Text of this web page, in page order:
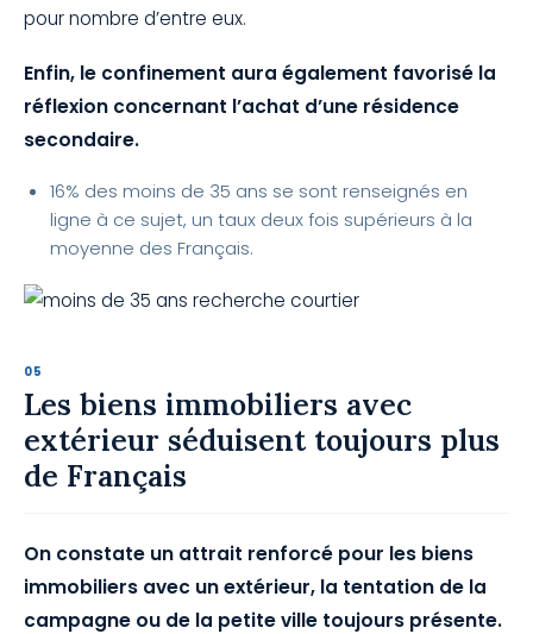
pour nombre d’entre eux.
Enfin, le confinement aura également favorisé la
réflexion concernant l’achat d’une résidence
secondaire.
16% des moins de 35 ans se sont renseignés en
ligne à ce sujet, un taux deux fois supérieurs à la
moyenne des Français.
Les biens immobiliers avec
extérieur séduisent toujours plus
de Français
On constate un attrait renforcé pour les biens
immobiliers avec un extérieur, la tentation de la
campagne ou de la petite ville toujours présente.